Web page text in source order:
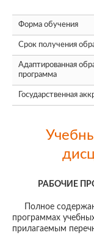
Форма обучения
Срок получения
Адаптированная
программа
Государственная
РАБОЧИЕ
Полное
программах
прилагаемым